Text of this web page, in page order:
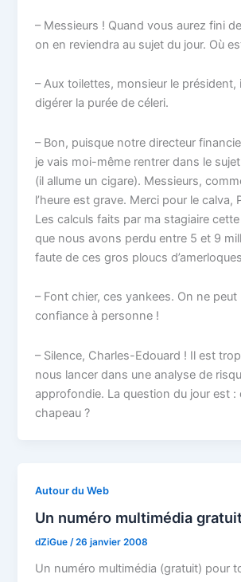
– Messieurs ! Quand vous aurez fini
on en reviendra au sujet du jour. Où
– Aux toilettes, monsieur le président,
digérer la purée de céleri.
– Bon, puisque notre directeur
je vais moi-même rentrer dans le
(il allume un cigare). Messieurs,
l’heure est grave. Merci pour le calva,
Les calculs faits par ma stagiaire
que nous avons perdu entre 5 et 9
faute de ces gros ploucs
– Font chier, ces yankees. On ne peut
confiance à personne !
– Silence, Charles-Edouard ! Il est
nous lancer dans une analyse de
approfondie. La question du jour est :
chapeau ?
Autour du Web
Un numéro multimédia
dZiGue/26 janvier 2008
Un numéro multimédia (gratuit) pour